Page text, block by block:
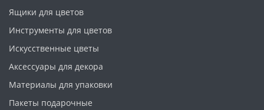
Ящики для цветов
Инструменты для цветов
Искусственные цветы
Аксессуары для декора
Материалы для упаковки
Пакеты подарочные